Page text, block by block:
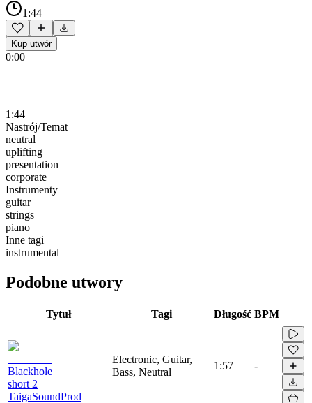
1:44
Kup utwór
0:00
1:44
Nastrój/Temat
neutral
uplifting
presentation
corporate
Instrumenty
guitar
strings
piano
Inne tagi
instrumental
Podobne utwory
Tytuł Tagi Długość BPM
Blackhole
short 2
TaigaSoundProd
Electronic, Guitar,
Bass, Neutral
1:57 -